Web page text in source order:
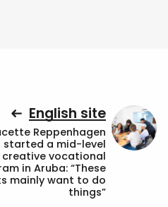
English site
Reppenhagen
started a mid-level
creative vocational
in Aruba: “These
mainly want to do
things”